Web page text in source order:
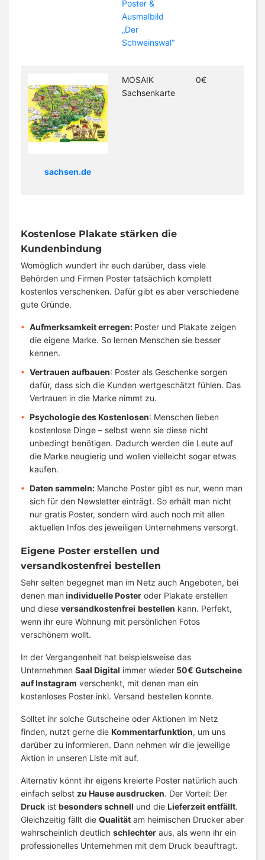
Poster &
Ausmalbild
„Der
Schweinswal“
sachsen.de
MOSAIK
Sachsenkarte
0€
Kostenlose Plakate stärken die
Kundenbindung
Womöglich wundert ihr euch darüber, dass viele
Behörden und Firmen Poster tatsächlich komplett
kostenlos verschenken. Dafür gibt es aber verschiedene
gute Gründe.
Aufmerksamkeit erregen: Poster und Plakate zeigen
die eigene Marke. So lernen Menschen sie besser
kennen.
Vertrauen aufbauen: Poster als Geschenke sorgen
dafür, dass sich die Kunden wertgeschätzt fühlen. Das
Vertrauen in die Marke nimmt zu.
Psychologie des Kostenlosen: Menschen lieben
kostenlose Dinge – selbst wenn sie diese nicht
unbedingt benötigen. Dadurch werden die Leute auf
die Marke neugierig und wollen vielleicht sogar etwas
kaufen.
Daten sammeln: Manche Poster gibt es nur, wenn man
sich für den Newsletter einträgt. So erhält man nicht
nur gratis Poster, sondern wird auch noch mit allen
aktuellen Infos des jeweiligen Unternehmens versorgt.
Eigene Poster erstellen und
versandkostenfrei bestellen
Sehr selten begegnet man im Netz auch Angeboten, bei
denen man individuelle Poster oder Plakate erstellen
und diese versandkostenfrei bestellen kann. Perfekt,
wenn ihr eure Wohnung mit persönlichen Fotos
verschönern wollt.
In der Vergangenheit hat beispielsweise das
Unternehmen Saal Digital immer wieder 50€ Gutscheine
auf Instagram verschenkt, mit denen man ein
kostenloses Poster inkl. Versand bestellen konnte.
Solltet ihr solche Gutscheine oder Aktionen im Netz
finden, nutzt gerne die Kommentarfunktion, um uns
darüber zu informieren. Dann nehmen wir die jeweilige
Aktion in unseren Liste mit auf.
Alternativ könnt ihr eigens kreierte Poster natürlich auch
einfach selbst zu Hause ausdrucken. Der Vorteil: Der
Druck ist besonders schnell und die Lieferzeit entfällt.
Gleichzeitig fällt die Qualität am heimischen Drucker aber
wahrscheinlich deutlich schlechter aus, als wenn ihr ein
professionelles Unternehmen mit dem Druck beauftragt.